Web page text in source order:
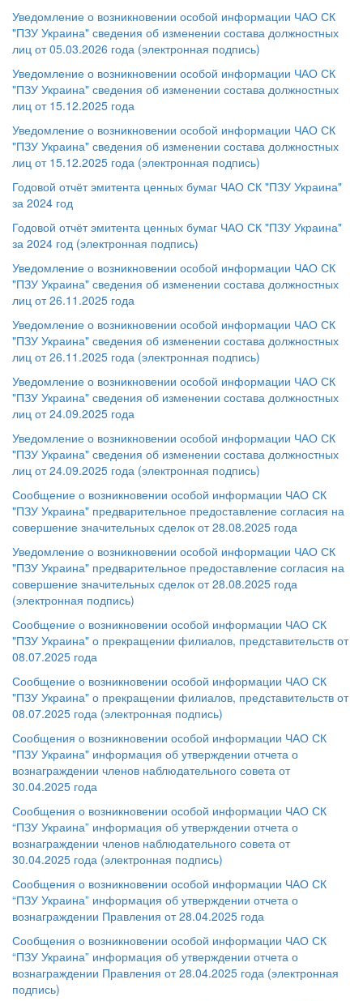
Уведомление о возникновении особой информации ЧАО СК
"ПЗУ Украина" сведения об изменении состава должностных
лиц от 05.03.2026 года (электронная подпись)
Уведомление о возникновении особой информации ЧАО СК
"ПЗУ Украина" сведения об изменении состава должностных
лиц от 15.12.2025 года
Уведомление о возникновении особой информации ЧАО СК
"ПЗУ Украина" сведения об изменении состава должностных
лиц от 15.12.2025 года (электронная подпись)
Годовой отчёт эмитента ценных бумаг ЧАО СК "ПЗУ Украина"
за 2024 год
Годовой отчёт эмитента ценных бумаг ЧАО СК "ПЗУ Украина"
за 2024 год (электронная подпись)
Уведомление о возникновении особой информации ЧАО СК
"ПЗУ Украина" сведения об изменении состава должностных
лиц от 26.11.2025 года
Уведомление о возникновении особой информации ЧАО СК
"ПЗУ Украина" сведения об изменении состава должностных
лиц от 26.11.2025 года (электронная подпись)
Уведомление о возникновении особой информации ЧАО СК
"ПЗУ Украина" сведения об изменении состава должностных
лиц от 24.09.2025 года
Уведомление о возникновении особой информации ЧАО СК
"ПЗУ Украина" сведения об изменении состава должностных
лиц от 24.09.2025 года (электронная подпись)
Сообщение о возникновении особой информации ЧАО СК
"ПЗУ Украина" предварительное предоставление согласия на
совершение значительных сделок от 28.08.2025 года
Уведомление о возникновении особой информации ЧАО СК
"ПЗУ Украина" предварительное предоставление согласия на
совершение значительных сделок от 28.08.2025 года
(электронная подпись)
Сообщение о возникновении особой информации ЧАО СК
"ПЗУ Украина" о прекращении филиалов, представительств от
08.07.2025 года
Сообщение о возникновении особой информации ЧАО СК
"ПЗУ Украина" о прекращении филиалов, представительств от
08.07.2025 года (электронная подпись)
Сообщения о возникновении особой информации ЧАО СК
"ПЗУ Украина" информация об утверждении отчета о
вознаграждении членов наблюдательного совета от
30.04.2025 года
Сообщения о возникновении особой информации ЧАО СК
“ПЗУ Украина” информация об утверждении отчета о
вознаграждении членов наблюдательного совета от
30.04.2025 года (электронная подпись)
Сообщения о возникновении особой информации ЧАО СК
“ПЗУ Украина” информация об утверждении отчета о
вознаграждении Правления от 28.04.2025 года
Сообщения о возникновении особой информации ЧАО СК
“ПЗУ Украина” информация об утверждении отчета о
вознаграждении Правления от 28.04.2025 года (электронная
подпись)